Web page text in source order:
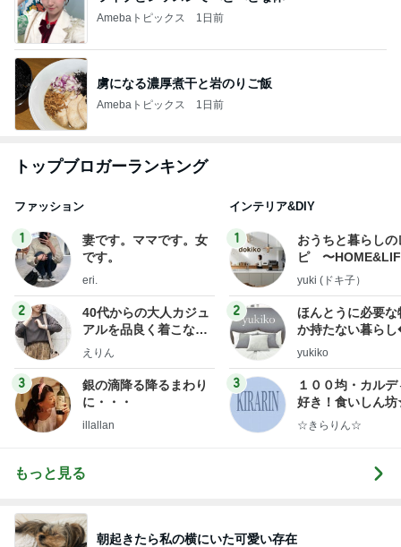
Amebaトピックス 1日前
虜になる濃厚煮干と岩のりご飯
Amebaトピックス 1日前
トップブロガーランキング
ファッション
1
妻です。ママです。女
です。
eri.
2
40代からの大人カジュ
アルを品良く着こなす
ファッションブログ
えりん
3
銀の滴降る降るまわり
に・・・
illallan
インテリア&DIY
1
おうちと暮らしの
ピ 〜
yuki (ドキ子）
2
ほんとうに必要な
か持たない暮ら
ep Life Simple◆
yukiko
3
１００均・カルデ
好き！食いしん
らりん☆のブログ
☆きらりん☆
もっと見る
朝起きたら私の横にいた可愛い存在